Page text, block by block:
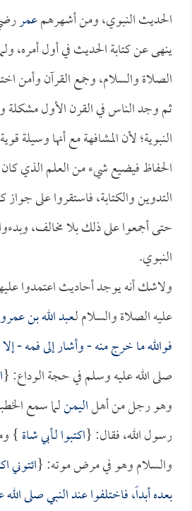
الحديث النبوي، ومن أشهرهمعمر
ينهى عن كتابة الحديث في أول أمره،
الصلاة والسلام، وجمع القرآن وأمن
ثم وجد الناس في القرن الأول
النبوية؛ لأن المشافهة مع أنها
الحفاظ فيضيع شيء من العلم الذي
التدوين والكتابة، فاستقروا على جواز
حتى أجمعوا على ذلك بلا مخالف،
النبوي.
ولاشك أنه يوجد أحاديث اعتمدوا
عليه الصلاة والسلام لـعبد الله بن
فوالله ما خرج منه - وأشار إلى فمه -
صلى الله عليه وسلم في حجة الوداع: {
وهو رجل من أهلاليمنلما سمع
رسول الله، فقال: {اكتبوا لـأبي شاة}
والسلام وهو في مرض موته: {ائتوني
بعده أبداً، فاختلفوا عند النبي صلى